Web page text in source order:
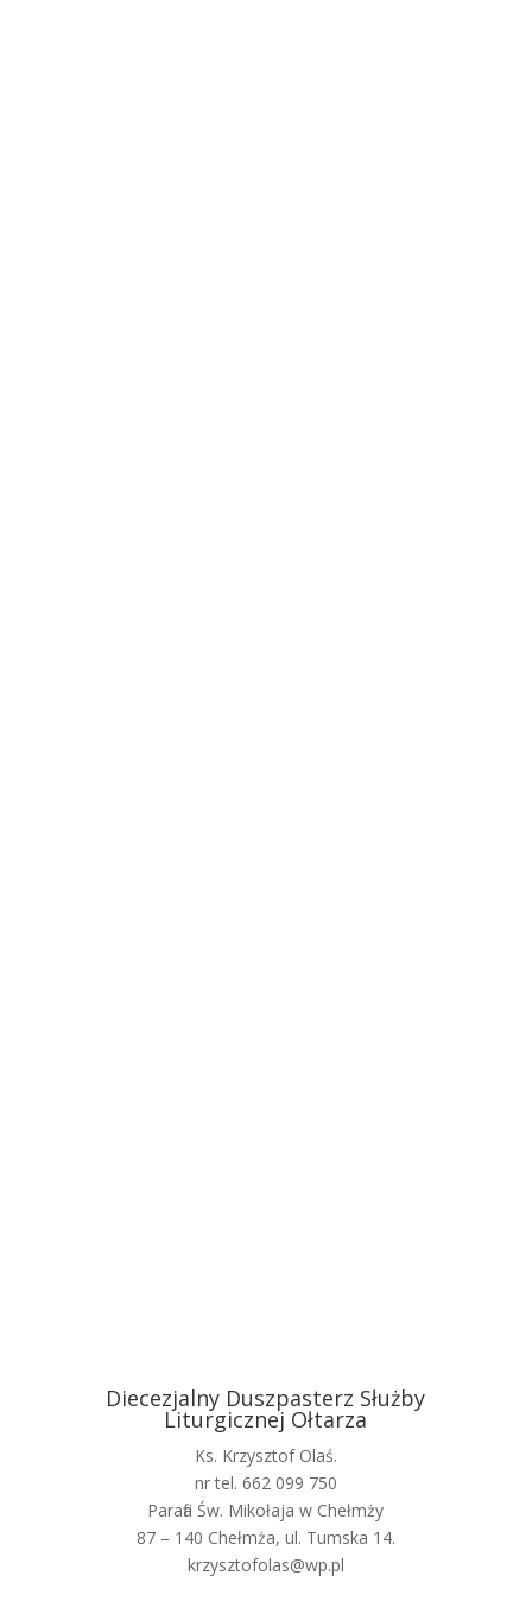
Diecezjalny Duszpasterz Służby
Liturgicznej Ołtarza
Ks. Krzysztof Olaś.
nr tel. 662 099 750
Parafia Św. Mikołaja w Chełmży
87 – 140 Chełmża, ul. Tumska 14.
krzysztofolas@wp.pl